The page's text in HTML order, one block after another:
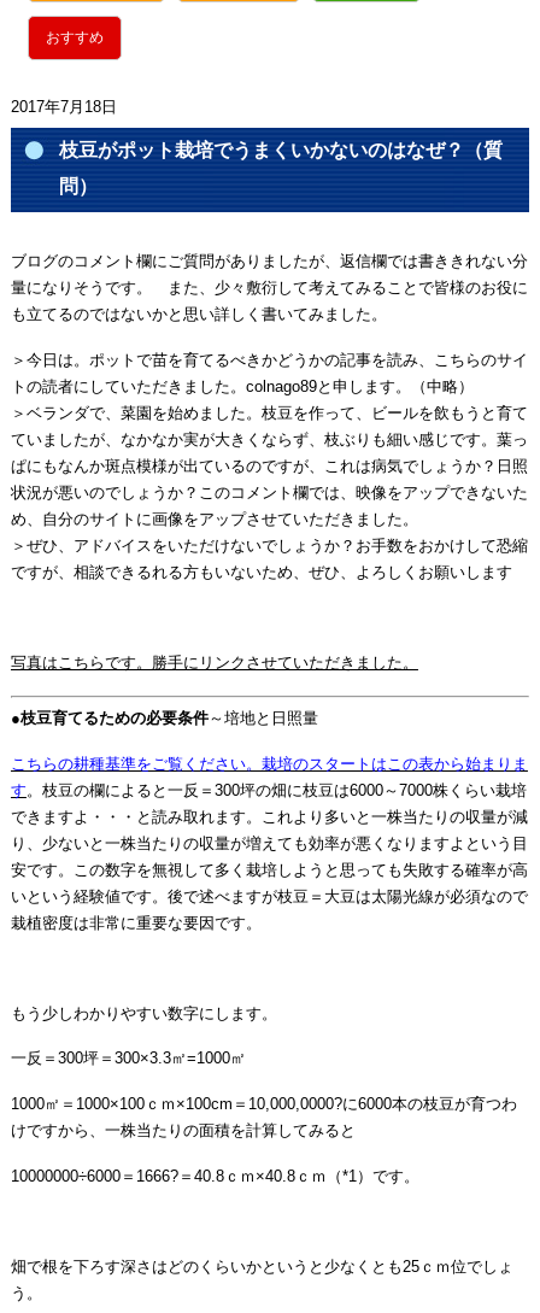
おすすめ
2017年7月18日
枝豆がポット栽培でうまくいかないのはなぜ？（質
問）
ブログのコメント欄にご質問がありましたが、返信欄では書ききれない分
量になりそうです。 また、少々敷衍して考えてみることで皆様のお役に
も立てるのではないかと思い詳しく書いてみました。
＞今日は。ポットで苗を育てるべきかどうかの記事を読み、こちらのサイ
トの読者にしていただきました。colnago89と申します。（中略）
＞ベランダで、菜園を始めました。枝豆を作って、ビールを飲もうと育て
ていましたが、なかなか実が大きくならず、枝ぶりも細い感じです。葉っ
ぱにもなんか斑点模様が出ているのですが、これは病気でしょうか？日照
状況が悪いのでしょうか？このコメント欄では、映像をアップできないた
め、自分のサイトに画像をアップさせていただきました。
＞ぜひ、アドバイスをいただけないでしょうか？お手数をおかけして恐縮
ですが、相談できるれる方もいないため、ぜひ、よろしくお願いします
写真はこちらです。勝手にリンクさせていただきました。
●枝豆育てるための必要条件～培地と日照量
こちらの耕種基準をご覧ください。栽培のスタートはこの表から始まりま
す 。枝豆の欄によると一反＝300坪の畑に枝豆は6000～7000株くらい栽培
できますよ・・・と読み取れます。これより多いと一株当たりの収量が減
り、少ないと一株当たりの収量が増えても効率が悪くなりますよという目
安です。この数字を無視して多く栽培しようと思っても失敗する確率が高
いという経験値です。後で述べますが枝豆＝大豆は太陽光線が必須なので
栽植密度は非常に重要な要因です。
もう少しわかりやすい数字にします。
一反＝300坪＝300×3.3㎡=1000㎡
1000㎡＝1000×100ｃｍ×100cm＝10,000,0000?に6000本の枝豆が育つわ
けですから、一株当たりの面積を計算してみると
10000000÷6000＝1666?＝40.8ｃｍ×40.8ｃｍ（*1）です。
畑で根を下ろす深さはどのくらいかというと少なくとも25ｃｍ位でしょ
う。